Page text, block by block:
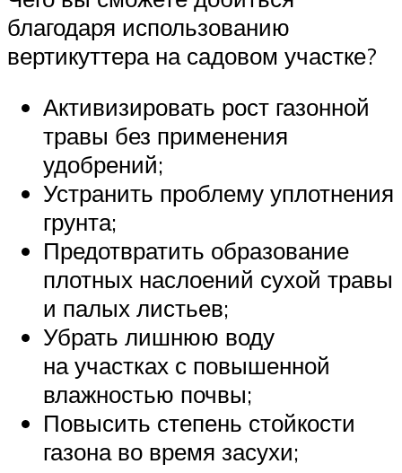
благодаря использованию
вертикуттера на садовом участке?
Активизировать рост газонной
травы без применения
удобрений;
Устранить проблему уплотнения
грунта;
Предотвратить образование
плотных наслоений сухой травы
и палых листьев;
Убрать лишнюю воду
на участках с повышенной
влажностью почвы;
Повысить степень стойкости
газона во время засухи;